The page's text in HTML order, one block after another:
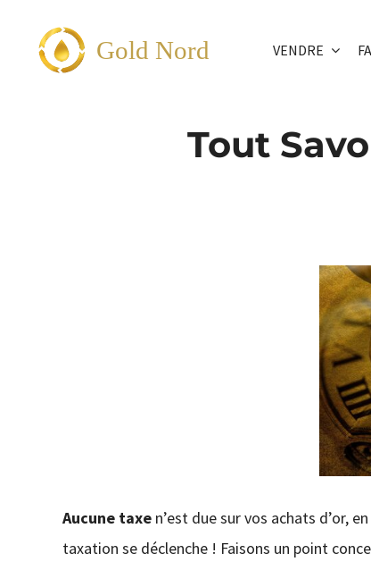
contenu
Gold Nord VENDRE
Tout
Aucune taxen’est due sur vos achats d’or,
taxation se déclenche ! Faisons un point